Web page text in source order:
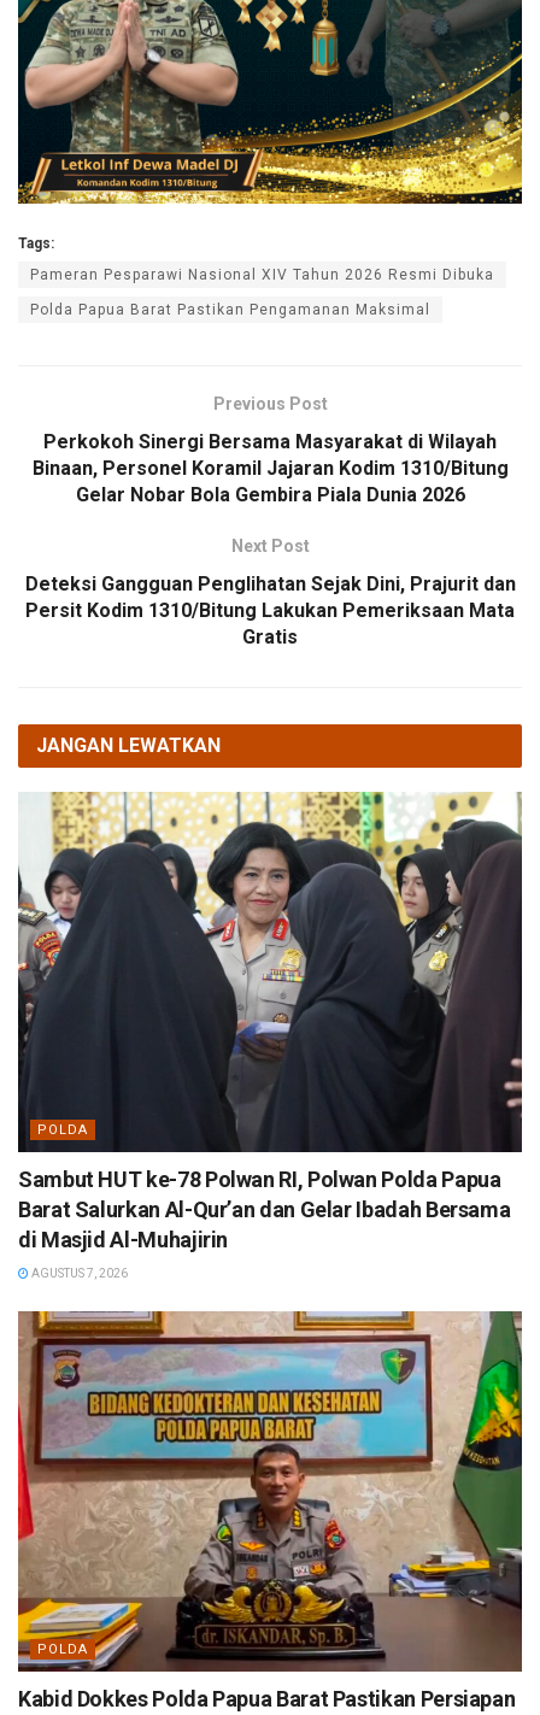
Tags:
Pameran Pesparawi Nasional XIV Tahun 2026 Resmi Dibuka
Polda Papua Barat Pastikan Pengamanan Maksimal
Previous Post
Perkokoh Sinergi Bersama Masyarakat di Wilayah
Binaan, Personel Koramil Jajaran Kodim 1310/Bitung
Gelar Nobar Bola Gembira Piala Dunia 2026
Next Post
Deteksi Gangguan Penglihatan Sejak Dini, Prajurit dan
Persit Kodim 1310/Bitung Lakukan Pemeriksaan Mata
Gratis
JANGAN LEWATKAN
POLDA
Sambut HUT ke-78 Polwan RI, Polwan Polda Papua
Barat Salurkan Al-Qur’an dan Gelar Ibadah Bersama
di Masjid Al-Muhajirin
AGUSTUS 7, 2026
POLDA
Kabid Dokkes Polda Papua Barat Pastikan Persiapan